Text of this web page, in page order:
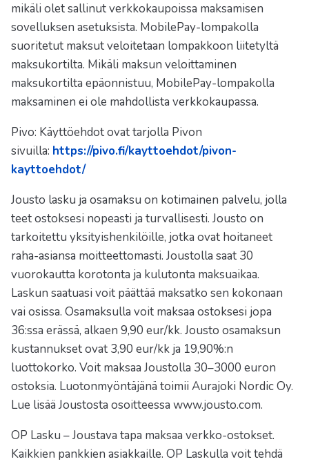
mikäli olet sallinut verkkokaupoissa maksamisen
sovelluksen asetuksista. MobilePay-lompakolla
suoritetut maksut veloitetaan lompakkoon liitetyltä
maksukortilta. Mikäli maksun veloittaminen
maksukortilta epäonnistuu, MobilePay-lompakolla
maksaminen ei ole mahdollista verkkokaupassa.
Pivo: Käyttöehdot ovat tarjolla Pivon
sivuilla: https://pivo.fi/kayttoehdot/pivon-
kayttoehdot/
Jousto lasku ja osamaksu on kotimainen palvelu, jolla
teet ostoksesi nopeasti ja turvallisesti. Jousto on
tarkoitettu yksityishenkilöille, jotka ovat hoitaneet
raha-asiansa moitteettomasti. Joustolla saat 30
vuorokautta korotonta ja kulutonta maksuaikaa.
Laskun saatuasi voit päättää maksatko sen kokonaan
vai osissa. Osamaksulla voit maksaa ostoksesi jopa
36:ssa erässä, alkaen 9,90 eur/kk. Jousto osamaksun
kustannukset ovat 3,90 eur/kk ja 19,90%:n
luottokorko. Voit maksaa Joustolla 30–3000 euron
ostoksia. Luotonmyöntäjänä toimii Aurajoki Nordic Oy.
Lue lisää Joustosta osoitteessa www.jousto.com.
OP Lasku – Joustava tapa maksaa verkko-ostokset.
Kaikkien pankkien asiakkaille. OP Laskulla voit tehdä